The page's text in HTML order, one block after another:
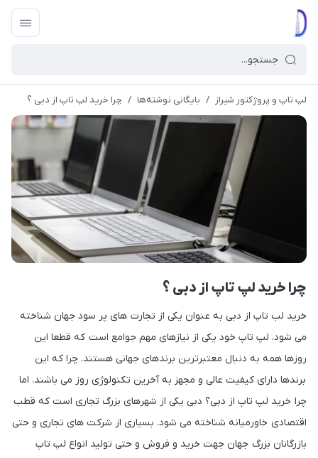
لپ تاپ و پروژکتور شیراز / بایگانی نوشته‌ها / چرا خرید لپ تاپ از دبی ؟
چرا خرید لپ تاپ از دبی ؟
خرید لب تاپ از دبی به عنوان یکی از تجارت های پر سود جهان شناخته
می شود. لپ تاپ خود یکی از نیازهای مهم جوامع است که قطعا این
روزها همه به دنبال معتبرترین برندهای جهانی هستند. چرا که این
برندها دارای کیفیت عالی و مجهز به آخرین تکنولوژی روز می باشند. اما
چرا خرید لپ تاپ از دبی؟ دبی یکی از شهرهای بزرگ تجاری است که قطب
اقتصادی خاورمیانه شناخته می شود. بسیاری از شرکت های تجاری و حتی
بازرگانان بزرگ‌ جهان جهت خرید و فروش و حتی تولید انواع لپ تاپ